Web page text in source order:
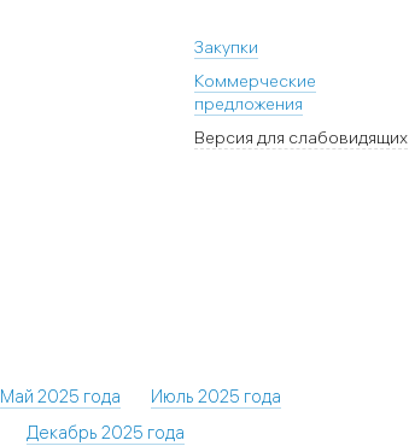
Закупки
Коммерческие
предложения
Версия для слабовидящих
Май 2025 года
Июль 2025 года
Декабрь 2025 года